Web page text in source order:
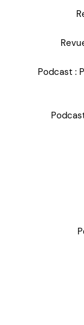
Podcast :